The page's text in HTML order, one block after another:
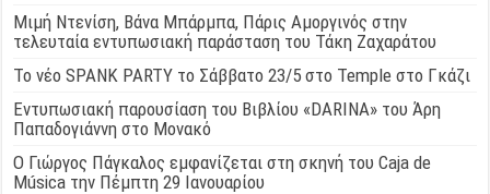
Μιμή Ντενίση, Βάνα Μπάρμπα, Πάρις Αμοργινός στην
τελευταία εντυπωσιακή παράσταση του Τάκη Ζαχαράτου
Το νέο SPANK PARTY το Σάββατο 23/5 στο Temple στο Γκάζι
Εντυπωσιακή παρουσίαση του Βιβλίου «DARINA» του Άρη
Παπαδογιάννη στο Μονακό
Ο Γιώργος Πάγκαλος εμφανίζεται στη σκηνή του Caja de
Música την Πέμπτη 29 Ιανουαρίου